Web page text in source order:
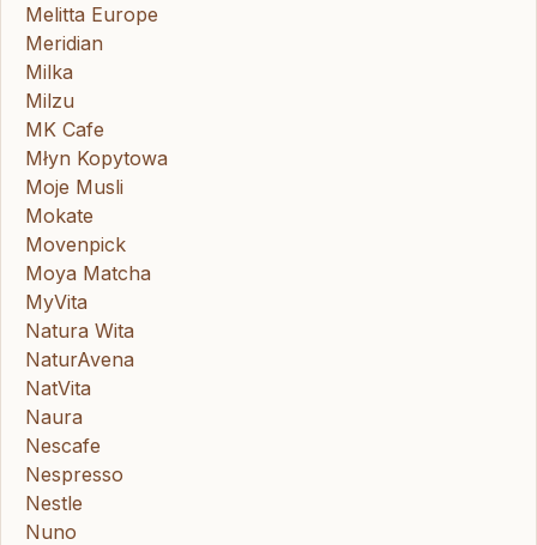
Melitta Europe
Meridian
Milka
Milzu
MK Cafe
Młyn Kopytowa
Moje Musli
Mokate
Movenpick
Moya Matcha
MyVita
Natura Wita
NaturAvena
NatVita
Naura
Nescafe
Nespresso
Nestle
Nuno